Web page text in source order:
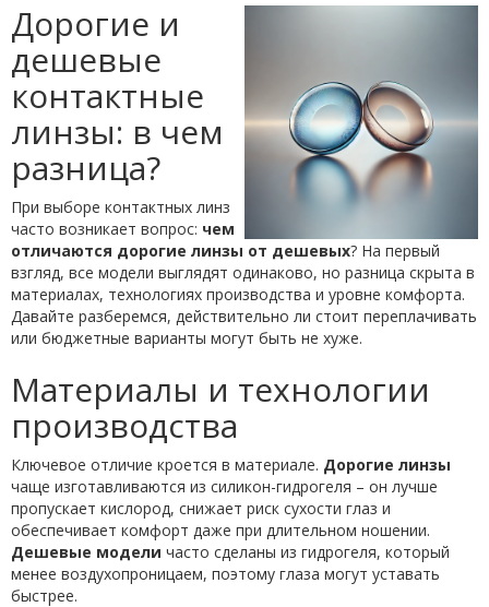
Дорогие и
дешевые
контактные
линзы: в чем
разница?
При выборе контактных линз
часто возникает вопрос: чем
отличаются дорогие линзы от дешевых? На первый
взгляд, все модели выглядят одинаково, но разница скрыта в
материалах, технологиях производства и уровне комфорта.
Давайте разберемся, действительно ли стоит переплачивать
или бюджетные варианты могут быть не хуже.
Материалы и технологии
производства
Ключевое отличие кроется в материале. Дорогие линзы
чаще изготавливаются из силикон-гидрогеля – он лучше
пропускает кислород, снижает риск сухости глаз и
обеспечивает комфорт даже при длительном ношении.
Дешевые модели часто сделаны из гидрогеля, который
менее воздухопроницаем, поэтому глаза могут уставать
быстрее.